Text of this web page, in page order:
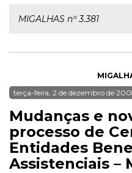
MIGALHAS nº 3.381
terça-feira, 2 de dezembro de
Mudanças e
processo de
Entidades
Assistenciais –